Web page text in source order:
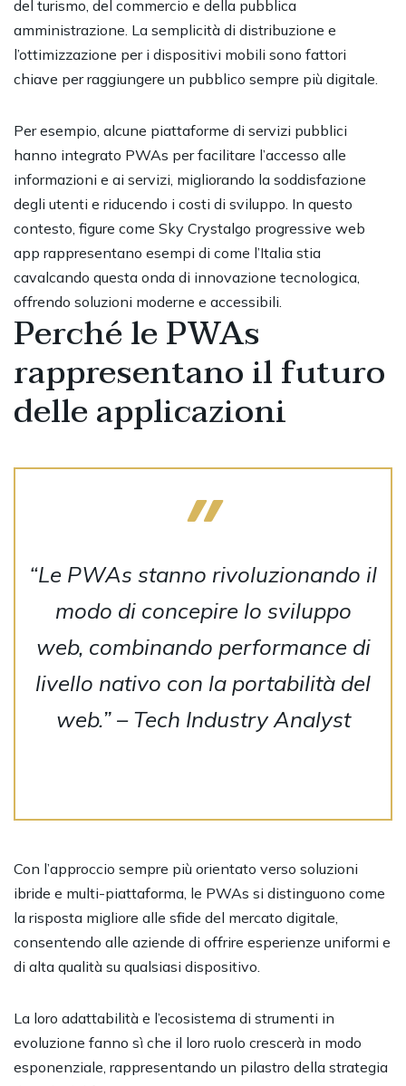
del turismo, del commercio e della pubblica
amministrazione. La semplicità di distribuzione e
l’ottimizzazione per i dispositivi mobili sono fattori
chiave per raggiungere un pubblico sempre più digitale.
Per esempio, alcune piattaforme di servizi pubblici
hanno integrato PWAs per facilitare l’accesso alle
informazioni e ai servizi, migliorando la soddisfazione
degli utenti e riducendo i costi di sviluppo. In questo
contesto, figure come Sky Crystalgo progressive web
app rappresentano esempi di come l’Italia stia
cavalcando questa onda di innovazione tecnologica,
offrendo soluzioni moderne e accessibili.
Perché le PWAs
rappresentano il futuro
delle applicazioni
“Le PWAs stanno rivoluzionando il
modo di concepire lo sviluppo
web, combinando performance di
livello nativo con la portabilità del
web.” – Tech Industry Analyst
Con l’approccio sempre più orientato verso soluzioni
ibride e multi-piattaforma, le PWAs si distinguono come
la risposta migliore alle sfide del mercato digitale,
consentendo alle aziende di offrire esperienze uniformi e
di alta qualità su qualsiasi dispositivo.
La loro adattabilità e l’ecosistema di strumenti in
evoluzione fanno sì che il loro ruolo crescerà in modo
esponenziale, rappresentando un pilastro della strategia